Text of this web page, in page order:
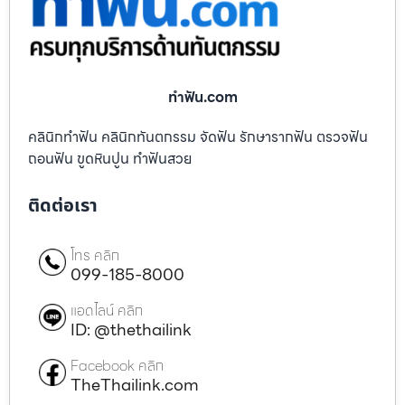
ทําฟัน.com
คลินิกทำฟัน คลินิกทันตกรรม จัดฟัน รักษารากฟัน ตรวจฟัน
ถอนฟัน ขูดหินปูน ทำฟันสวย
ติดต่อเรา
โทร คลิก
099-185-8000
แอดไลน์ คลิก
ID: @thethailink
Facebook คลิก
TheThailink.com